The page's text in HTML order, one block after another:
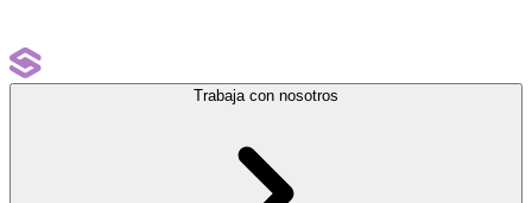
Trabaja con nosotros